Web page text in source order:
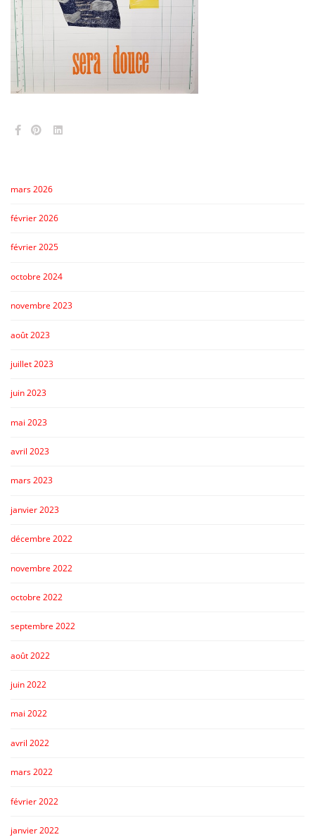
mars 2026
février 2026
février 2025
octobre 2024
novembre 2023
août 2023
juillet 2023
juin 2023
mai 2023
avril 2023
mars 2023
janvier 2023
décembre 2022
novembre 2022
octobre 2022
septembre 2022
août 2022
juin 2022
mai 2022
avril 2022
mars 2022
février 2022
janvier 2022